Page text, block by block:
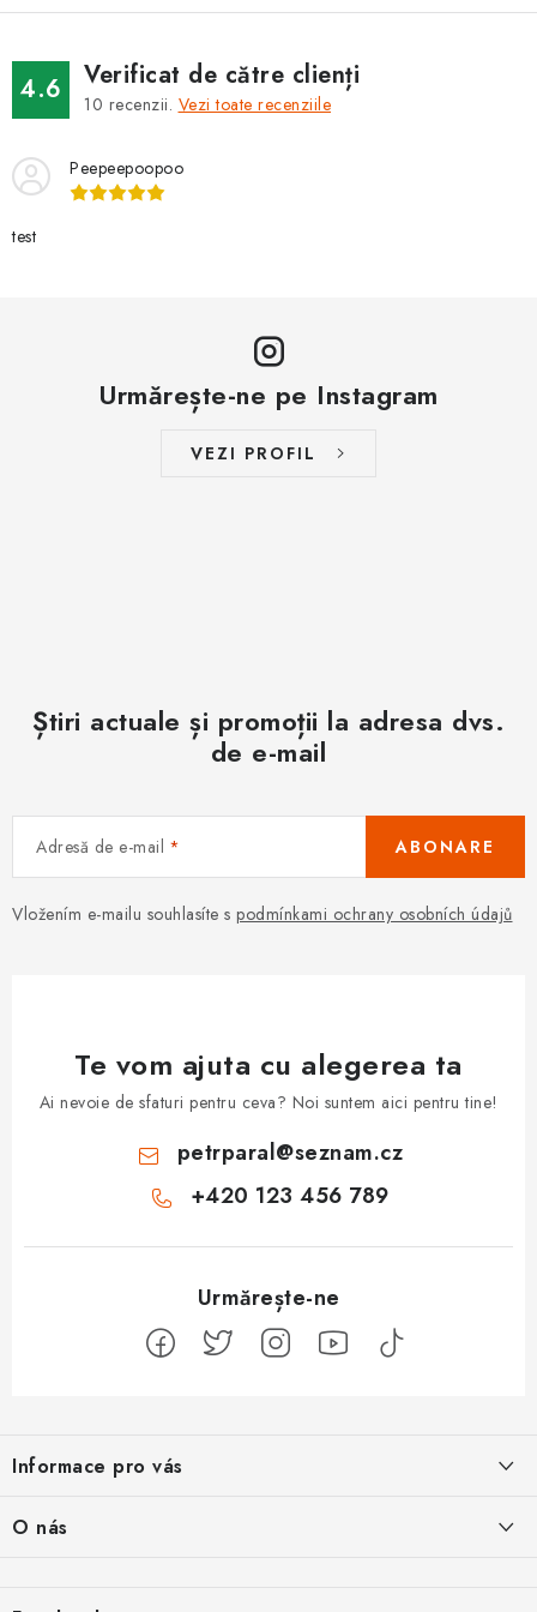
Jak na Jupiter Obchodní podmínky
Kontakty
Evaluarea magazinului
4.6 Verificat de către clienți
10 recenzii. Vezi toate recenziile
Peepeepoopoo
test
Urmărește-ne pe Instagram
VEZI PROFIL
Știri actuale și promoții la adresa dvs.
de e-mail
Adresă de e-mail
Vložením e-mailu souhlasíte s podmínkami ochrany osobních údajů
ABONARE
Te vom ajuta cu alegerea ta
Ai nevoie de sfaturi pentru ceva? Noi suntem aici pentru tine!
petrparal@seznam.cz
+420 123 456 789
b
o
Informace pro vás
Jak na Jupiter
Kontakty
O nás